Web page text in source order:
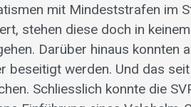
mit Mindeststrafen im
stehen diese doch in
Darüber hinaus
beseitigt werden. Und das
Schliesslich konnte die